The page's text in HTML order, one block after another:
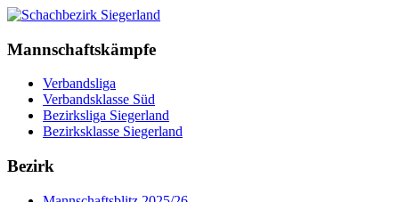
Mannschaftskämpfe
Verbandsliga
Verbandsklasse Süd
Bezirksliga Siegerland
Bezirksklasse Siegerland
Bezirk